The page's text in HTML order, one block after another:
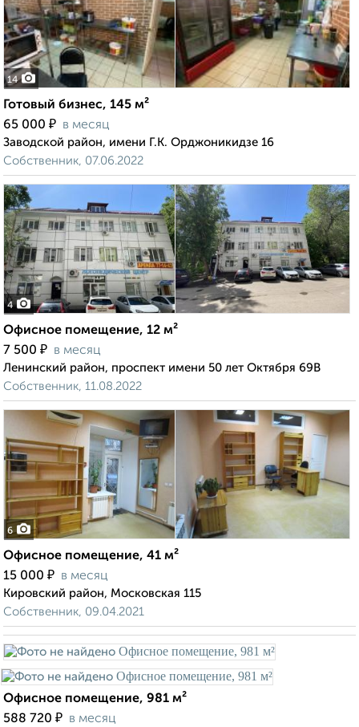
14
Готовый бизнес, 145 м²
65 000 ₽ в месяц
Заводской район, имени Г.К. Орджоникидзе 16
Собственник, 07.06.2022
4
Офисное помещение, 12 м²
7 500 ₽ в месяц
Ленинский район, проспект имени 50 лет Октября 69В
Собственник, 11.08.2022
6
Офисное помещение, 41 м²
15 000 ₽ в месяц
Кировский район, Московская 115
Собственник, 09.04.2021
Офисное помещение, 981 м²
588 720 ₽ в месяц